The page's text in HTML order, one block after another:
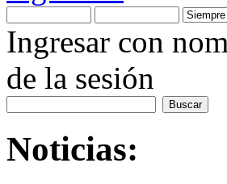
Ingresar con
de la sesión
Noticias: